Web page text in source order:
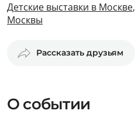
Детские выставки в Москве,
Москвы
Рассказать друзьям
О событии